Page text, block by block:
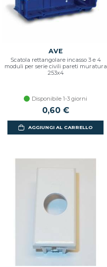
AVE
Scatola rettangolare incasso 3 e 4
moduli per serie civili pareti muratura
253x4
Disponibile 1-3 giorni
0,60 €
AGGIUNGI AL CARRELLO